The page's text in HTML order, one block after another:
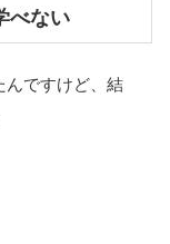
べない
んですけど、結